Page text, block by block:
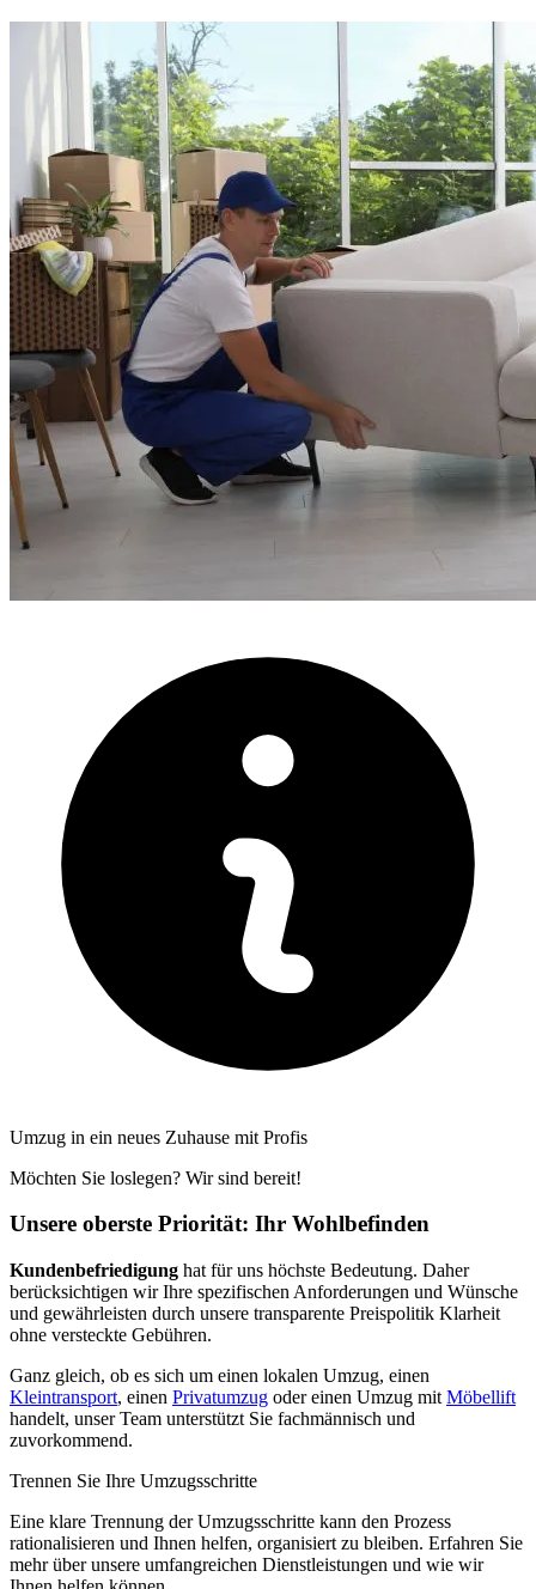
Umzug in ein neues Zuhause mit Profis
Möchten Sie loslegen? Wir sind bereit!
Unsere oberste Priorität: Ihr Wohlbefinden
Kundenbefriedigung hat für uns höchste Bedeutung. Daher
berücksichtigen wir Ihre spezifischen Anforderungen und Wünsche
und gewährleisten durch unsere transparente Preispolitik Klarheit
ohne versteckte Gebühren.
Ganz gleich, ob es sich um einen lokalen Umzug, einen
Kleintransport, einen Privatumzug oder einen Umzug mit Möbellift
handelt, unser Team unterstützt Sie fachmännisch und
zuvorkommend.
Trennen Sie Ihre Umzugsschritte
Eine klare Trennung der Umzugsschritte kann den Prozess
rationalisieren und Ihnen helfen, organisiert zu bleiben. Erfahren Sie
mehr über unsere umfangreichen Dienstleistungen und wie wir